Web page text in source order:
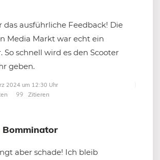
das ausführliche Feedback! Die
Media Markt war echt ein
So schnell wird es den Scooter
geben.
2024 um 12:30 Uhr
Zitieren
Bomminator
aber schade! Ich bleib